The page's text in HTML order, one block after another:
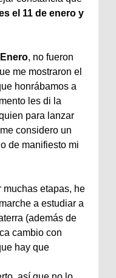
el 11 de enero y
, no fueron
me mostraron el
honrábamos a
les di la
para lanzar
considero un
de manifiesto mi
muchas etapas, he
a estudiar a
(además de
cambio con
hay que